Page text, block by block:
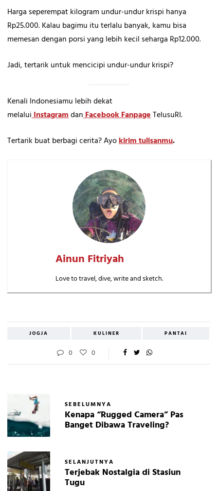
Harga seperempat kilogram undur-undur krispi hanya
Rp25.000. Kalau bagimu itu terlalu banyak, kamu bisa
memesan dengan porsi yang lebih kecil seharga Rp12.000.
Jadi, tertarik untuk mencicipi undur-undur krispi?
Kenali Indonesiamu lebih dekat
melaluiInstagramdanFacebook FanpageTelusuRI.
Tertarik buat berbagi cerita? Ayokirim tulisanmu.
Ainun Fitriyah
Love to travel, dive, write and sketch.
JOGJA KULINER PANTAI
0 0
SEBELUMNYA
Kenapa “Rugged Camera” Pas
Banget Dibawa Traveling?
SELANJUTNYA
Terjebak Nostalgia di Stasiun
Tugu